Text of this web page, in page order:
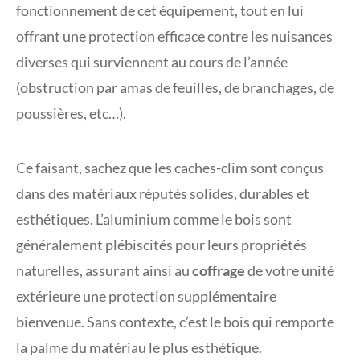
fonctionnement de cet équipement, tout en lui
offrant une protection efficace contre les nuisances
diverses qui surviennent au cours de l’année
(obstruction par amas de feuilles, de branchages, de
poussières, etc…).
Ce faisant, sachez que les caches-clim sont conçus
dans des matériaux réputés solides, durables et
esthétiques. L’aluminium comme le bois sont
généralement plébiscités pour leurs propriétés
naturelles, assurant ainsi aucoffragede votre unité
extérieure une protection supplémentaire
bienvenue. Sans contexte, c’est le bois qui remporte
la palme du matériau le plus esthétique.